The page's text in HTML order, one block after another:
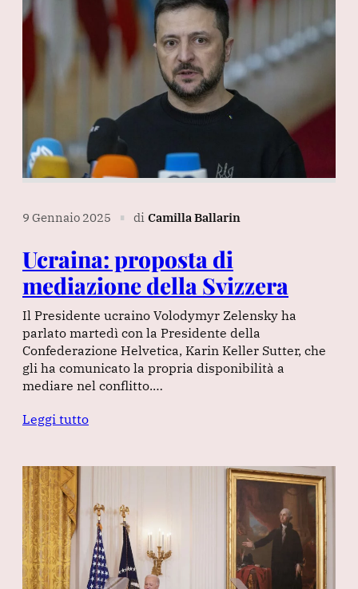
9 Gennaio 2025 ∎ di Camilla Ballarin
Ucraina: proposta di
mediazione della Svizzera
Il Presidente ucraino Volodymyr Zelensky ha
parlato martedì con la Presidente della
Confederazione Helvetica, Karin Keller Sutter, che
gli ha comunicato la propria disponibilità a
mediare nel conflitto.…
Leggi tutto